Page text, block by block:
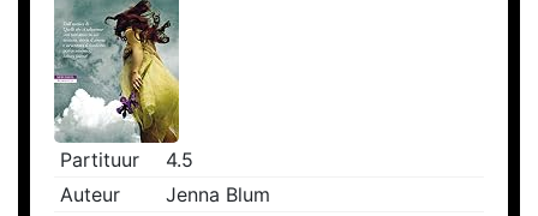
Partituur
4.5
Auteur
Jenna Blum